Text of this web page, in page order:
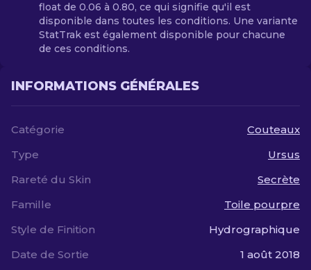
float de 0.06 à 0.80, ce qui signifie qu'il est
disponible dans toutes les conditions. Une variante
StatTrak est également disponible pour chacune
de ces conditions.
INFORMATIONS GÉNÉRALES
Catégorie
Couteaux
Type
Ursus
Rareté du Skin
Secrète
Famille
Toile pourpre
Style de Finition
Hydrographique
Date de Sortie
1 août 2018